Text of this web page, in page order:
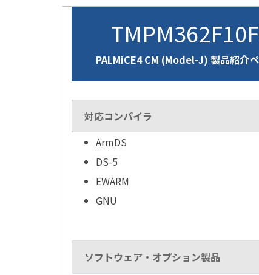
PALMiCE4 CM (Model-J) 製品紹介
対応コンパイラ
ArmDS
DS-5
EWARM
GNU
ソフトウェア・オプション製品